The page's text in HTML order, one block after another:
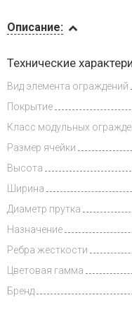
и оплата
Описание:
Технические
Вид элемента ограждений
Покрытие
Класс модульных
Размер ячейки
Высота
Ширина
Диаметр прутка
Назначение
Ребра жесткости
Цветовая гамма
Бренд